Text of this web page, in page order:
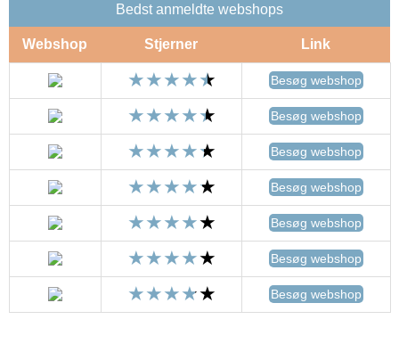
Bedst anmeldte webshops
Webshop Stjerner Link
Besøg webshop
Besøg webshop
Besøg webshop
Besøg webshop
Besøg webshop
Besøg webshop
Besøg webshop